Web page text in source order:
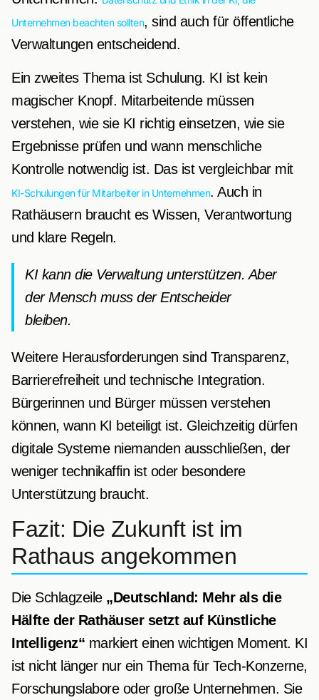
Unternehmen beachten sollten, sind auch für öffentliche
Verwaltungen entscheidend.
Ein zweites Thema ist Schulung. KI ist kein
magischer Knopf. Mitarbeitende müssen
verstehen, wie sie KI richtig einsetzen, wie sie
Ergebnisse prüfen und wann menschliche
Kontrolle notwendig ist. Das ist vergleichbar mit
KI-Schulungen für Mitarbeiter in Unternehmen. Auch in
Rathäusern braucht es Wissen, Verantwortung
und klare Regeln.
KI kann die Verwaltung unterstützen. Aber
der Mensch muss der Entscheider
bleiben.
Weitere Herausforderungen sind Transparenz,
Barrierefreiheit und technische Integration.
Bürgerinnen und Bürger müssen verstehen
können, wann KI beteiligt ist. Gleichzeitig dürfen
digitale Systeme niemanden ausschließen, der
weniger technikaffin ist oder besondere
Unterstützung braucht.
Fazit: Die Zukunft ist im
Rathaus angekommen
Die Schlagzeile „Deutschland: Mehr als die
Hälfte der Rathäuser setzt auf Künstliche
Intelligenz“ markiert einen wichtigen Moment. KI
ist nicht länger nur ein Thema für Tech-Konzerne,
Forschungslabore oder große Unternehmen. Sie